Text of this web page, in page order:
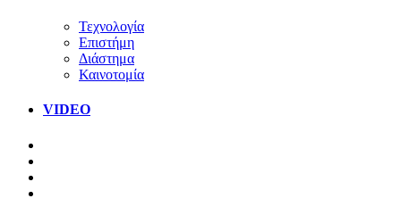
Τεχνολογία
Επιστήμη
Διάστημα
Καινοτομία
VIDEO